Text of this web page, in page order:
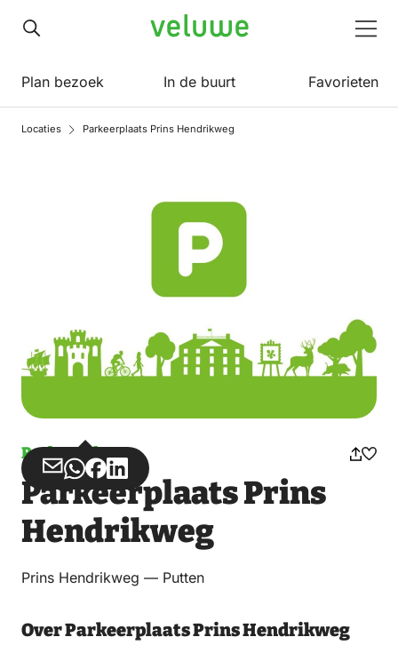
Veluwe
Plan bezoek In de buurt Favorieten
Locaties Parkeerplaats Prins Hendrikweg
Parkeerplaats
Deel
via
Email
Deel
via
WhatsApp
Deel
op
Facebook
Deel
op
LinkedIn
Parkeerplaats Prins
Hendrikweg
Prins Hendrikweg — Putten
Over Parkeerplaats Prins Hendrikweg